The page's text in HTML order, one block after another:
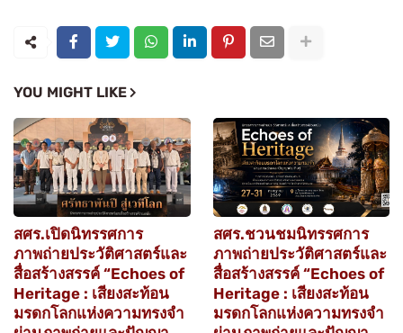
YOU MIGHT LIKE
สศร.เปิดนิทรรศการ
ภาพถ่ายประวัติศาสตร์และ
สื่อสร้างสรรค์ “Echoes of
Heritage : เสียงสะท้อน
มรดกโลกแห่งความทรงจำ
สศร.ชวนชมนิทรรศการ
ภาพถ่ายประวัติศาสตร์และ
สื่อสร้างสรรค์ “Echoes of
Heritage : เสียงสะท้อน
มรดกโลกแห่งความทรงจำ